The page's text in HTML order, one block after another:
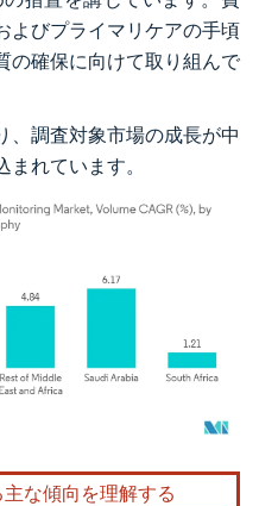
よびプライマリケアの手頃
の確保に向けて取り組んで
、調査対象市場の成長が中
れています。
BY 4.0の表示が必要です。
な傾向を理解する